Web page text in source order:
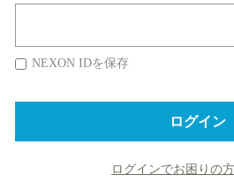
NEXON IDを保存
ログイン
ログインでお困りの